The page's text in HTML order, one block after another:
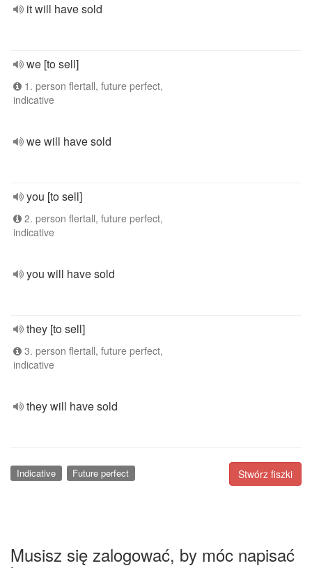
it will have sold
we [to sell]
1. person flertall, future perfect,
indicative
we will have sold
you [to sell]
2. person flertall, future perfect,
indicative
you will have sold
they [to sell]
3. person flertall, future perfect,
indicative
they will have sold
Stwórz fiszki
Indicative Future perfect
Musisz się zalogować, by móc napisać